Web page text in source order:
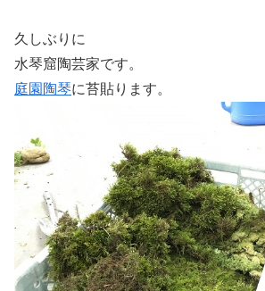
久しぶりに
水琴窟陶芸家です。
庭園陶琴に苔貼ります。